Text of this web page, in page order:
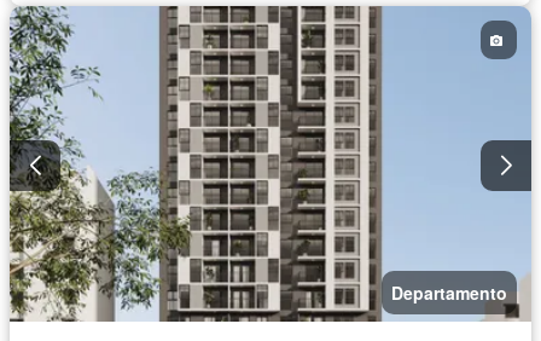
Seguridad
Terraza Vista panorámica
Wifi
Sin amoblar
Departamento